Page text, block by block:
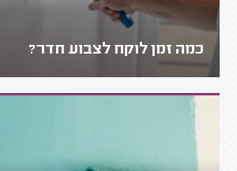
כמה זמן לוקח לצבוע חדר?